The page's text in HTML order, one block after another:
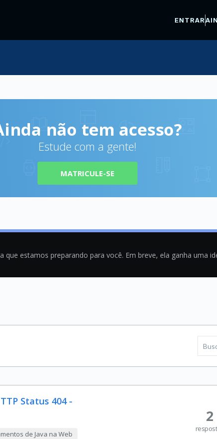
ENTRAR
não tem acesso?
Estude com a gente!
MATRICULE-SE
estamos preparando para você. Em breve, ela ganha uma
Status 404 -
de Java na Web
2